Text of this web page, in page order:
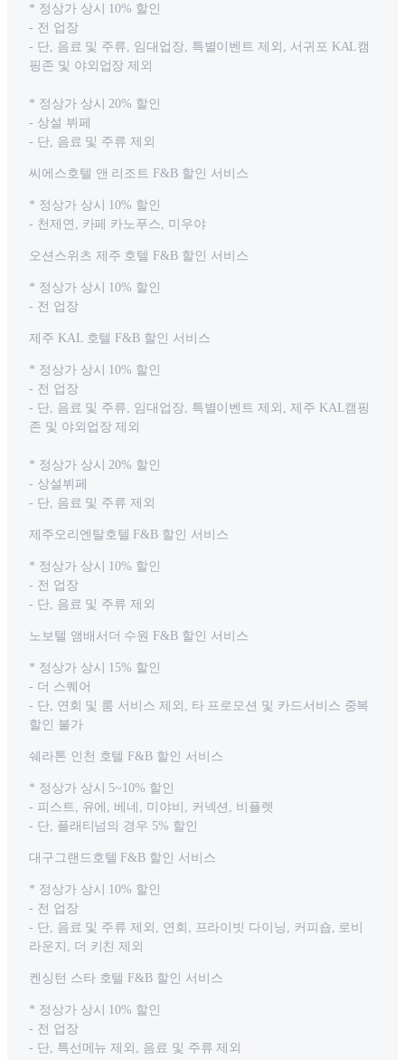
* 정상가 상시 10% 할인
- 전 업장
- 단, 음료 및 주류, 임대업장, 특별이벤트 제외, 서귀포 KAL캠
핑존 및 야외업장 제외
* 정상가 상시 20% 할인
- 상설 뷔페
- 단, 음료 및 주류 제외
씨에스호텔 앤 리조트 F&B 할인 서비스
* 정상가 상시 10% 할인
- 천제연, 카페 카노푸스, 미우야
오션스위츠 제주 호텔 F&B 할인 서비스
* 정상가 상시 10% 할인
- 전 업장
제주 KAL 호텔 F&B 할인 서비스
* 정상가 상시 10% 할인
- 전 업장
- 단, 음료 및 주류, 임대업장, 특별이벤트 제외, 제주 KAL캠핑
존 및 야외업장 제외
* 정상가 상시 20% 할인
- 상설뷔페
- 단, 음료 및 주류 제외
제주오리엔탈호텔 F&B 할인 서비스
* 정상가 상시 10% 할인
- 전 업장
- 단, 음료 및 주류 제외
노보텔 앰배서더 수원 F&B 할인 서비스
* 정상가 상시 15% 할인
- 더 스퀘어
- 단, 연회 및 룸 서비스 제외, 타 프로모션 및 카드서비스 중복
할인 불가
쉐라톤 인천 호텔 F&B 할인 서비스
* 정상가 상시 5~10% 할인
- 피스트, 유에, 베네, 미야비, 커넥션, 비플렛
- 단, 플래티넘의 경우 5% 할인
대구그랜드호텔 F&B 할인 서비스
* 정상가 상시 10% 할인
- 전 업장
- 단, 음료 및 주류 제외, 연회, 프라이빗 다이닝, 커피숍, 로비
라운지, 더 키친 제외
켄싱턴 스타 호텔 F&B 할인 서비스
* 정상가 상시 10% 할인
- 전 업장
- 단, 특선메뉴 제외, 음료 및 주류 제외